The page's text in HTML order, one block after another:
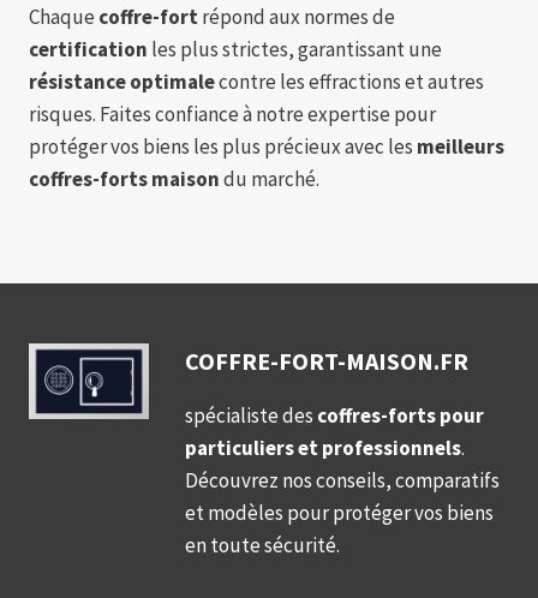
Chaque coffre-fortrépond aux normes de
certification les plus strictes, garantissant une
résistance optimalecontre les effractions et autres
risques. Faites confiance à notre expertise pour
protéger vos biens les plus précieux avec les meilleurs
coffres-forts maisondu marché.
COFFRE-FORT-MAISON.FR
spécialiste des coffres-forts pour
particuliers et professionnels.
Découvrez nos conseils, comparatifs
et modèles pour protéger vos biens
en toute sécurité.